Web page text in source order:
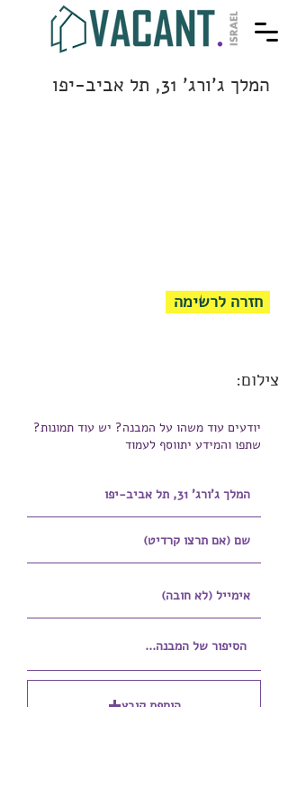
המלך ג'ורג' 31, תל אביב-יפו
חזרה לרשימה
צילום:
יודעים עוד משהו על המבנה? יש עוד תמונות?
שתפו והמידע יתווסף לעמוד
הוספת קובץ